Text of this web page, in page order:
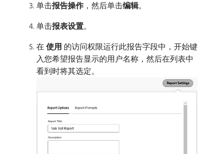
单击​报告操作，然后单击​编辑。
单击​报表设置。
在​ 使用 ​的访问权限运行此报告字段中，开始键
入您希望报告显示的用户名称，然后在列表中
看到时将其选定。